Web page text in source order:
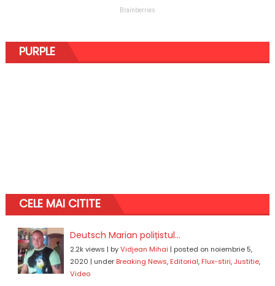
PURPLE
CELE MAI CITITE
Deutsch Marian polițistul...
2.2k views | byVidjean Mihai | posted on noiembrie 5,
2020 | under Breaking News, Editorial, Flux-stiri,Justitie,
Video